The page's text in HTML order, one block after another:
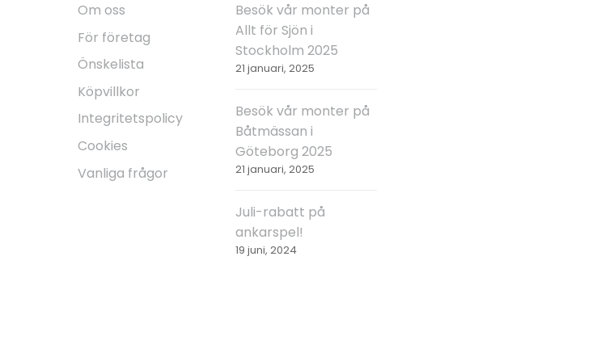
Om oss
För företag
Önskelista
Köpvillkor
Integritetspolicy
Cookies
Vanliga frågor
Besök vår monter på
Allt för Sjön i
Stockholm 2025
21 januari, 2025
Besök vår monter på
Båtmässan i
Göteborg 2025
21 januari, 2025
Juli-rabatt på
ankarspel!
19 juni, 2024